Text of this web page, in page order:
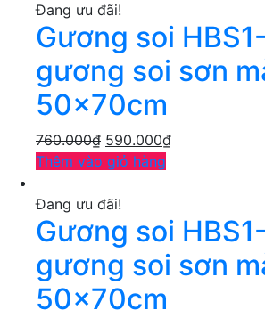
Đang ưu đãi!
Gương soi
gương soi sơn
50x70cm
760.000₫ 590.000₫
Thêm vào giỏ hàng
Đang ưu đãi!
Gương soi
gương soi sơn
50x70cm